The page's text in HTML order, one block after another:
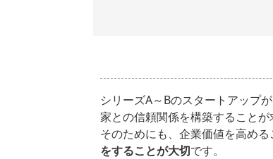
シリーズA～Bのスタートアップ
家との信頼関係を構築することが
そのためにも、企業価値を高める
をすることが大切です。